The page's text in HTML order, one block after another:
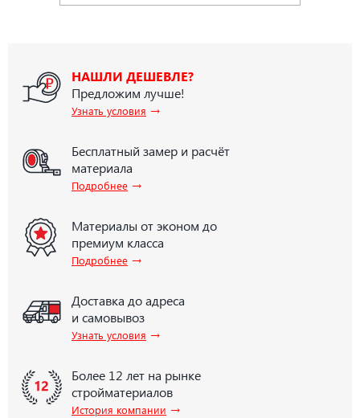
НАШЛИ ДЕШЕВЛЕ?
Предложим лучше!
Узнать условия →
Бесплатный замер и расчёт
материала
Подробнее →
Материалы от эконом до
премиум класса
Подробнее →
Доставка до адреса
и самовывоз
Узнать условия →
Более 12 лет на рынке
стройматериалов
История компании →